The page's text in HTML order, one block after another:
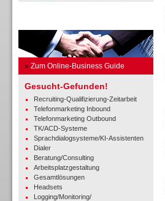
» Zum Online-Business Guide
Gesucht-Gefunden!
Recruiting-Qualifizierung-Zeitarbeit
Telefonmarketing Inbound
Telefonmarketing Outbound
TK/ACD-Systeme
Sprachdialogsysteme/KI-Assistenten
Dialer
Beratung/Consulting
Arbeitsplatzgestaltung
Gesamtlösungen
Headsets
Logging/Monitoring/